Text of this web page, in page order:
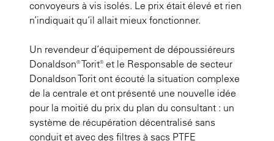
convoyeurs à vis isolés. Le prix était élevé et rien
n’indiquait qu’il allait mieux fonctionner.
Un revendeur d’équipement de dépoussiéreurs
Donaldson® Torit® et le Responsable de secteur
Donaldson Torit ont écouté la situation complexe
de la centrale et ont présenté une nouvelle idée
pour la moitié du prix du plan du consultant : un
système de récupération décentralisé sans
conduit et avec des filtres à sacs PTFE